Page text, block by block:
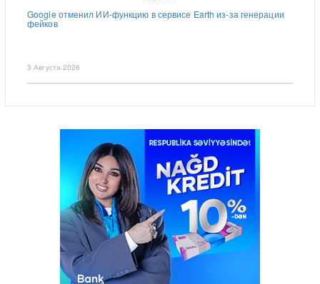
Google отменил ИИ-функцию в сервисе Earth из-за генерации
фейков
3 Августа 2026